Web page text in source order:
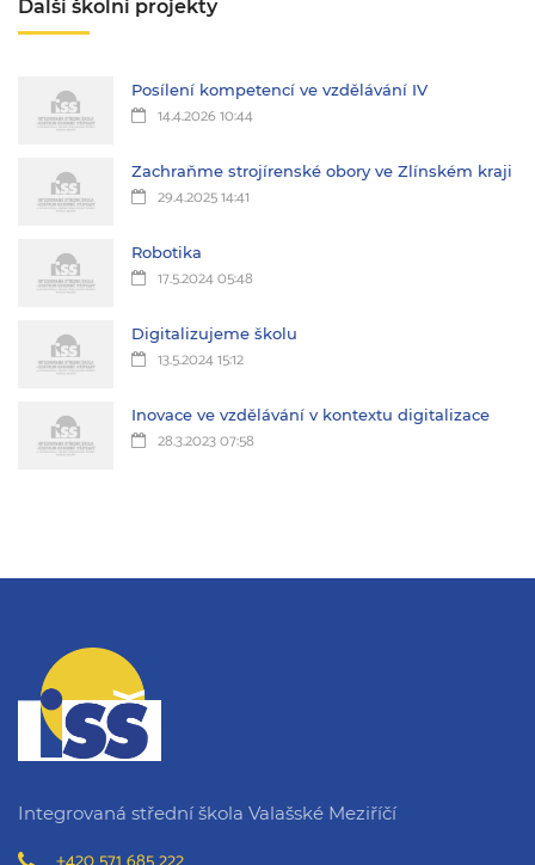
Další školní projekty
Posílení kompetencí ve vzdělávání IV
14.4.2026 10:44
Zachraňme strojírenské obory ve Zlínském kraji
29.4.2025 14:41
Robotika
17.5.2024 05:48
Digitalizujeme školu
13.5.2024 15:12
Inovace ve vzdělávání v kontextu digitalizace
28.3.2023 07:58
Integrovaná střední škola Valašské Meziříčí